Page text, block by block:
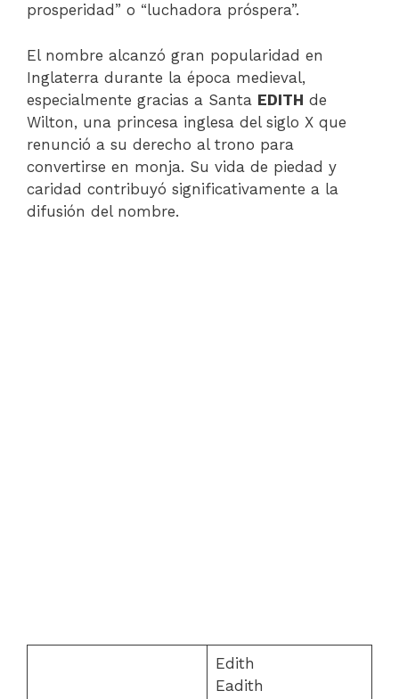
prosperidad” o “luchadora próspera”.
El nombre alcanzó gran popularidad en
Inglaterra durante la época medieval,
especialmente gracias a Santa EDITH de
Wilton, una princesa inglesa del siglo X que
renunció a su derecho al trono para
convertirse en monja. Su vida de piedad y
caridad contribuyó significativamente a la
difusión del nombre.
Edith
Eadith